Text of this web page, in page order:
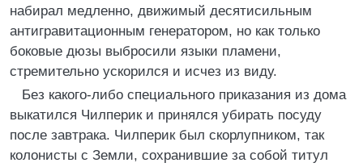
набирал медленно, движимый десятисильным
антигравитационным генератором, но как только
боковые дюзы выбросили языки пламени,
стремительно ускорился и исчез из виду.
Без какого-либо специального приказания из дома
выкатился Чилперик и принялся убирать посуду
после завтрака. Чилперик был скорлупником, так
колонисты с Земли, сохранившие за собой титул